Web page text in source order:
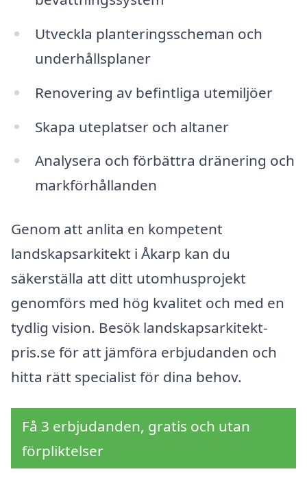
Utveckla planteringsscheman och
underhållsplaner
Renovering av befintliga utemiljöer
Skapa uteplatser och altaner
Analysera och förbättra dränering och
markförhållanden
Genom att anlita en kompetent
landskapsarkitekt i Åkarp kan du
säkerställa att ditt utomhusprojekt
genomförs med hög kvalitet och med en
tydlig vision. Besök landskapsarkitekt-
pris.se för att jämföra erbjudanden och
hitta rätt specialist för dina behov.
Få 3 erbjudanden, gratis och utan
förpliktelser